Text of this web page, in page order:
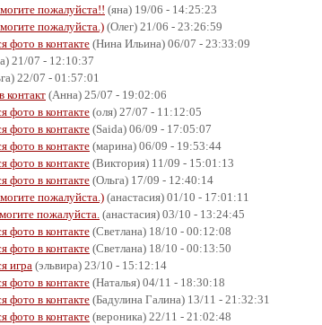
пожалуйста!! (яна) 19/06 - 14:25:23
пожалуйста.)(Олег) 21/06 - 23:26:59
фото в контакте (Нина Ильина) 06/07 - 23:33:09
21/07 - 12:10:37
22/07 - 01:57:01
контакт (Анна) 25/07 - 19:02:06
фото в контакте (оля) 27/07 - 11:12:05
фото в контакте (Saida) 06/09 - 17:05:07
фото в контакте (марина) 06/09 - 19:53:44
фото в контакте (Виктория) 11/09 - 15:01:13
фото в контакте (Ольга) 17/09 - 12:40:14
пожалуйста.)(анастасия) 01/10 - 17:01:11
пожалуйста. (анастасия) 03/10 - 13:24:45
фото в контакте (Светлана) 18/10 - 00:12:08
фото в контакте (Светлана) 18/10 - 00:13:50
игра (эльвира) 23/10 - 15:12:14
фото в контакте (Наталья) 04/11 - 18:30:18
фото в контакте (Бадулина Галина) 13/11 - 21:32:31
фото в контакте (вероника) 22/11 - 21:02:48